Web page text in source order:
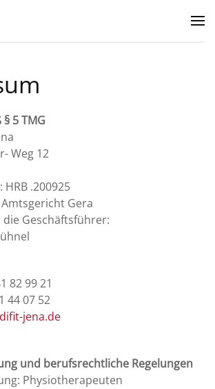
springen
5 TMG
Weg 12
.200925
Gera
Geschäftsführer:
82 99 21
44 07 52
jena.de
und berufsrechtliche Regelungen
Physiotherapeuten